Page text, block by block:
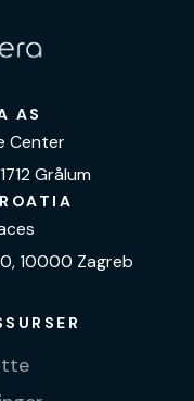
AS
Center
Grålum
10000 Zagreb